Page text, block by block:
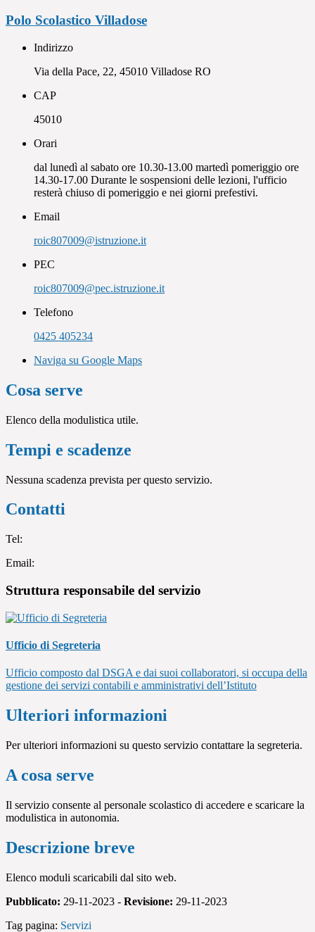
Polo Scolastico Villadose
Indirizzo
Via della Pace, 22, 45010 Villadose RO
CAP
45010
Orari
dal lunedì al sabato ore 10.30-13.00 martedì pomeriggio ore
14.30-17.00 Durante le sospensioni delle lezioni, l'ufficio
resterà chiuso di pomeriggio e nei giorni prefestivi.
Email
roic807009@istruzione.it
PEC
roic807009@pec.istruzione.it
Telefono
0425 405234
Naviga su Google Maps
Cosa serve
Elenco della modulistica utile.
Tempi e scadenze
Nessuna scadenza prevista per questo servizio.
Contatti
Tel:
Email:
Struttura responsabile del servizio
Ufficio di Segreteria
Ufficio composto dal DSGA e dai suoi collaboratori, si occupa della
gestione dei servizi contabili e amministrativi dell’Istituto
Ulteriori informazioni
Per ulteriori informazioni su questo servizio contattare la segreteria.
A cosa serve
Il servizio consente al personale scolastico di accedere e scaricare la
modulistica in autonomia.
Descrizione breve
Elenco moduli scaricabili dal sito web.
Pubblicato: 29-11-2023 - Revisione: 29-11-2023
Tag pagina: Servizi